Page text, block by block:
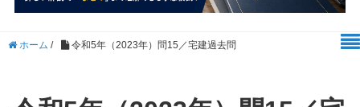
ホーム / 令和5年（2023年）問15／宅建過去問